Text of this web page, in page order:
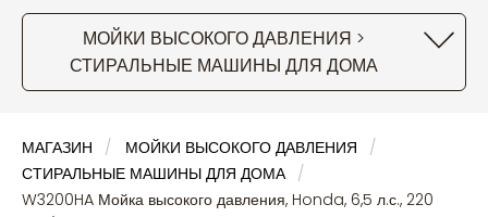
МОЙКИ ВЫСОКОГО ДАВЛЕНИЯ >
СТИРАЛЬНЫЕ МАШИНЫ ДЛЯ ДОМА
МАГАЗИН
МОЙКИ ВЫСОКОГО ДАВЛЕНИЯ
СТИРАЛЬНЫЕ МАШИНЫ ДЛЯ ДОМА
W3200HA Мойка высокого давления, Honda, 6,5 л.с., 220